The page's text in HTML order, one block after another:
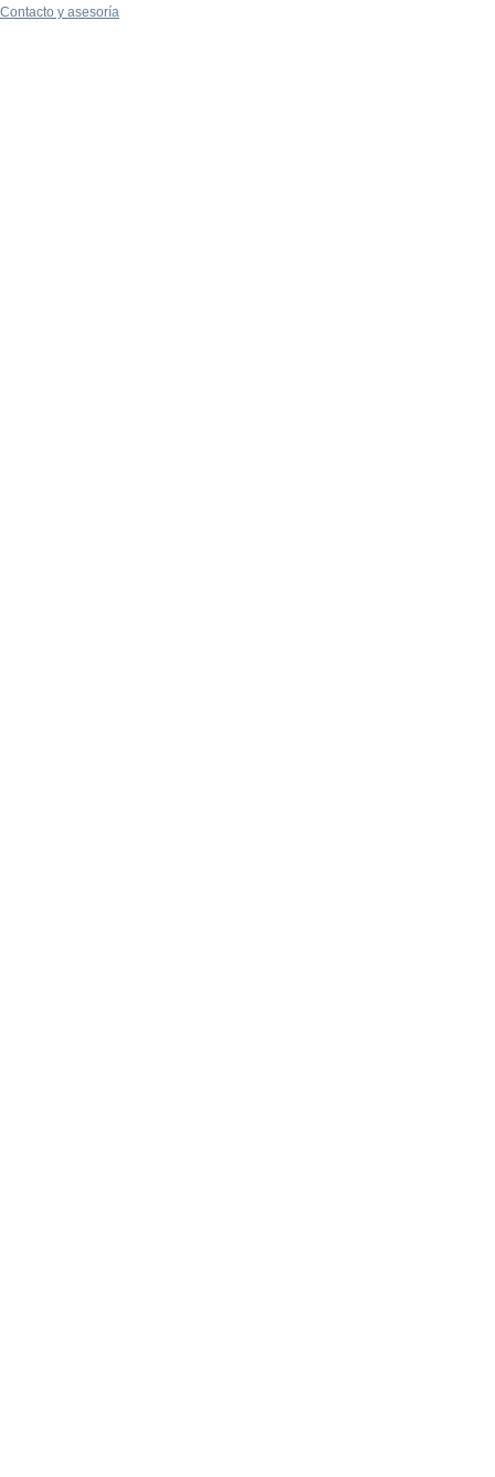
Contacto y asesoría